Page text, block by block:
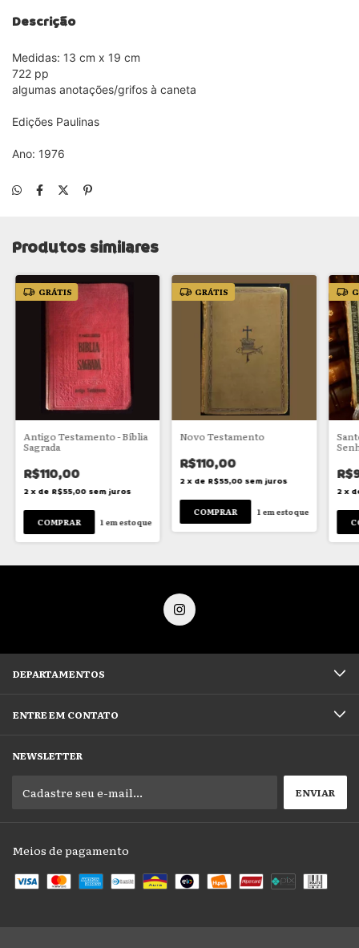
Descrição
Medidas: 13 cm x 19 cm
722 pp
algumas anotações/grifos à caneta
Edições Paulinas
Ano: 1976
Produtos similares
GRÁTIS
Antigo Testamento - Bíblia
Sagrada
R$110,00
2 x de R$55,00 sem juros
1 em estoque
GRÁTIS
Novo Testamento
R$110,00
2 x de R$55,00 sem juros
1 em estoque
2 x
DEPARTAMENTOS
ENTRE EM CONTATO
NEWSLETTER
Meios de pagamento